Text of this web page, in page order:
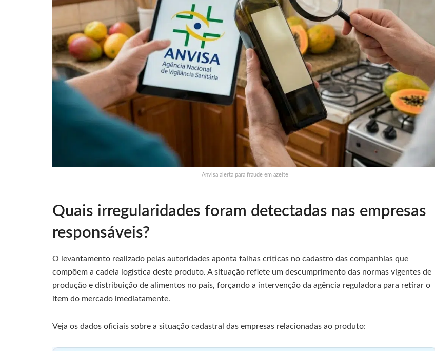
Anvisa alerta para fraude em azeite
Quais irregularidades foram detectadas nas empresas
responsáveis?
O levantamento realizado pelas autoridades aponta falhas críticas no cadastro das companhias que
compõem a cadeia logística deste produto. A situação reflete um descumprimento das normas vigentes de
produção e distribuição de alimentos no país, forçando a intervenção da agência reguladora para retirar o
item do mercado imediatamente.
Veja os dados oficiais sobre a situação cadastral das empresas relacionadas ao produto: